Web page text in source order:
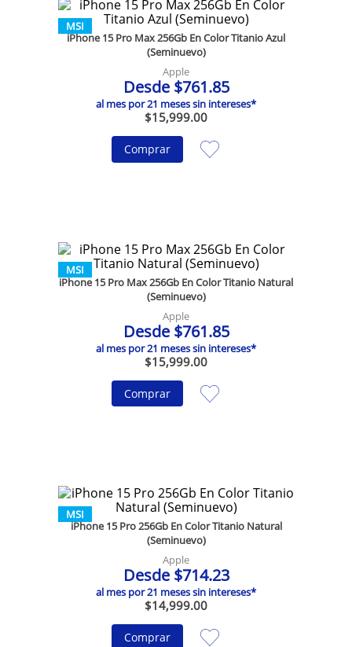
MSI
iPhone 15 Pro Max 256Gb En Color Titanio Azul
(Seminuevo)
Apple
Desde $761.85
al mes por21 meses sin intereses*
$15,999.00
Comprar
MSI
iPhone 15 Pro Max 256Gb En Color Titanio Natural
(Seminuevo)
Apple
Desde $761.85
al mes por21 meses sin intereses*
$15,999.00
Comprar
MSI
iPhone 15 Pro 256Gb En Color Titanio Natural
(Seminuevo)
Apple
Desde $714.23
al mes por21 meses sin intereses*
$14,999.00
Comprar